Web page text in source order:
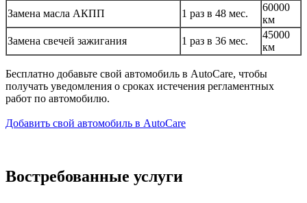
Замена масла АКПП
1 раз в 48 мес.
60000
км
Замена свечей зажигания
1 раз в 36 мес.
45000
км
Бесплатно добавьте свой автомобиль в AutoCare, чтобы
получать уведомления о сроках истечения регламентных
работ по автомобилю.
Добавить свой автомобиль в AutoCare
Востребованные услуги